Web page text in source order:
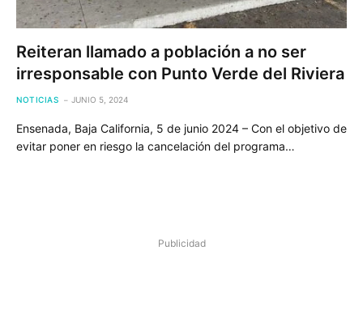
Reiteran llamado a población a no ser
irresponsable con Punto Verde del Riviera
NOTICIAS JUNIO 5, 2024
Ensenada, Baja California, 5 de junio 2024 – Con el objetivo de
evitar poner en riesgo la cancelación del programa…
Publicidad